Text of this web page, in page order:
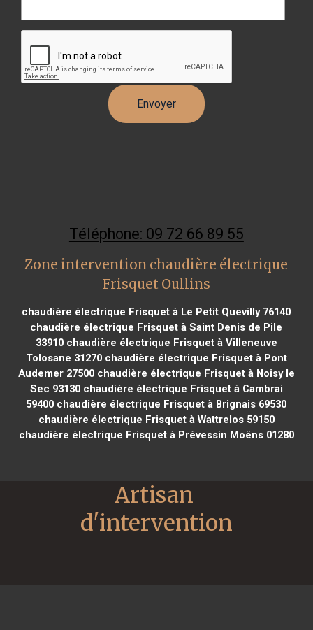
Téléphone: 09 72 66 89 55
Zone intervention chaudière électrique
Frisquet Oullins
chaudière électrique Frisquet à Le Petit Quevilly 76140
chaudière électrique Frisquet à Saint Denis de Pile
33910chaudière électrique Frisquet à Villeneuve
Tolosane 31270chaudière électrique Frisquet à Pont
Audemer 27500chaudière électrique Frisquet à Noisy le
Sec 93130chaudière électrique Frisquet à Cambrai
59400 chaudière électrique Frisquet à Brignais 69530
chaudière électrique Frisquet à Wattrelos 59150
chaudière électrique Frisquet à Prévessin Moëns 01280
Artisan
d'intervention